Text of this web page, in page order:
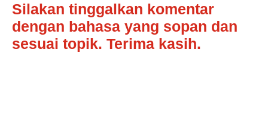
Silakan tinggalkan komentar
dengan bahasa yang sopan dan
sesuai topik. Terima kasih.